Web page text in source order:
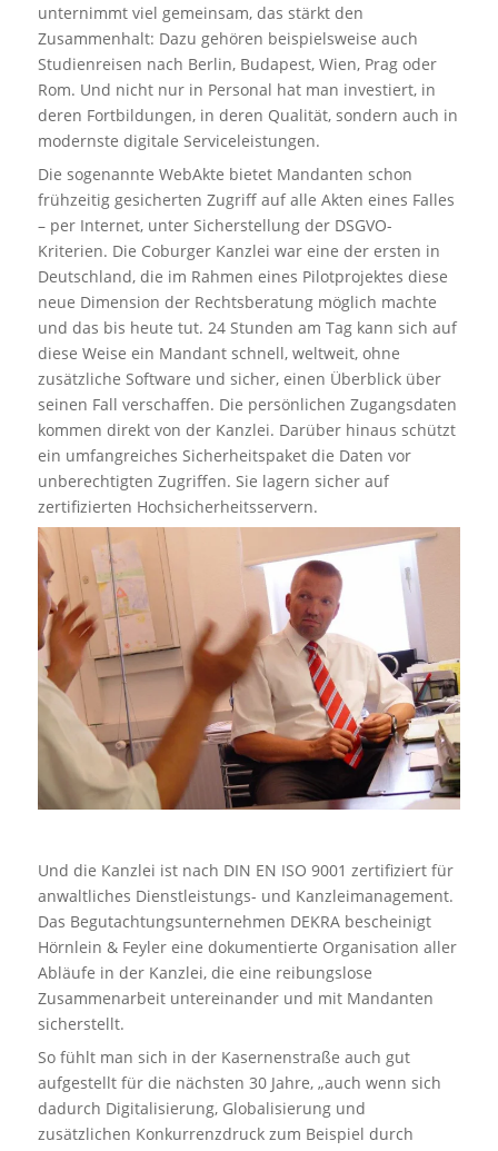
unternimmt viel gemeinsam, das stärkt den
Zusammenhalt: Dazu gehören beispielsweise auch
Studienreisen nach Berlin, Budapest, Wien, Prag oder
Rom. Und nicht nur in Personal hat man investiert, in
deren Fortbildungen, in deren Qualität, sondern auch in
modernste digitale Serviceleistungen.
Die sogenannte WebAkte bietet Mandanten schon
frühzeitig gesicherten Zugriff auf alle Akten eines Falles
– per Internet, unter Sicherstellung der DSGVO-
Kriterien. Die Coburger Kanzlei war eine der ersten in
Deutschland, die im Rahmen eines Pilotprojektes diese
neue Dimension der Rechtsberatung möglich machte
und das bis heute tut. 24 Stunden am Tag kann sich auf
diese Weise ein Mandant schnell, weltweit, ohne
zusätzliche Software und sicher, einen Überblick über
seinen Fall verschaffen. Die persönlichen Zugangsdaten
kommen direkt von der Kanzlei. Darüber hinaus schützt
ein umfangreiches Sicherheitspaket die Daten vor
unberechtigten Zugriffen. Sie lagern sicher auf
zertifizierten Hochsicherheitsservern.
Und die Kanzlei ist nach DIN EN ISO 9001 zertifiziert für
anwaltliches Dienstleistungs- und Kanzleimanagement.
Das Begutachtungsunternehmen DEKRA bescheinigt
Hörnlein & Feyler eine dokumentierte Organisation aller
Abläufe in der Kanzlei, die eine reibungslose
Zusammenarbeit untereinander und mit Mandanten
sicherstellt.
So fühlt man sich in der Kasernenstraße auch gut
aufgestellt für die nächsten 30 Jahre, „auch wenn sich
dadurch Digitalisierung, Globalisierung und
zusätzlichen Konkurrenzdruck zum Beispiel durch